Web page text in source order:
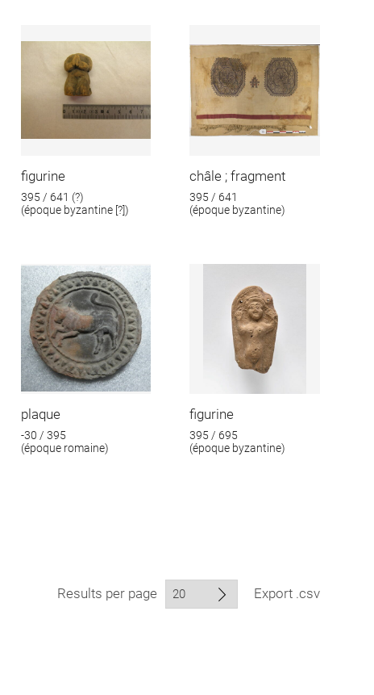
figurine
395 / 641 (?)
(époque byzantine [?])
châle ; fragment
395 / 641
(époque byzantine)
plaque
-30 / 395
(époque romaine)
figurine
395 / 695
(époque byzantine)
Results per page Export .csv